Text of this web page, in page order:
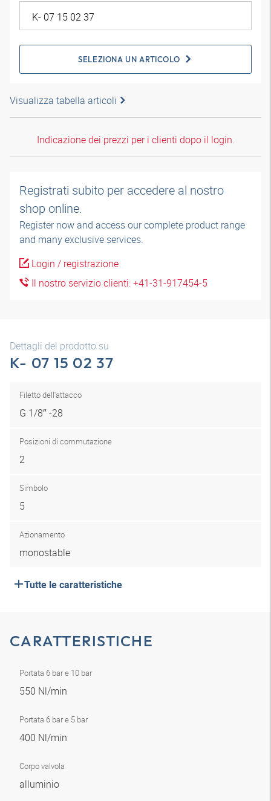
SELEZIONA UN ARTICOLO
Visualizza tabella articoli
Indicazione dei prezzi per i clienti dopo il login.
Registrati subito per accedere al nostro
shop online.
Register now and access our complete product range
and many exclusive services.
Login / registrazione
Il nostro servizio clienti: +41-31-917454-5
Dettagli del prodotto su
K- 07 15 02 37
Filetto dell'attacco
G 1/8″ -28
Posizioni di commutazione
2
Simbolo
5
Azionamento
monostable
Tutte le caratteristiche
CARATTERISTICHE
Portata 6 bar e 10 bar
550 Nl/min
Portata 6 bar e 5 bar
400 Nl/min
Corpo valvola
alluminio